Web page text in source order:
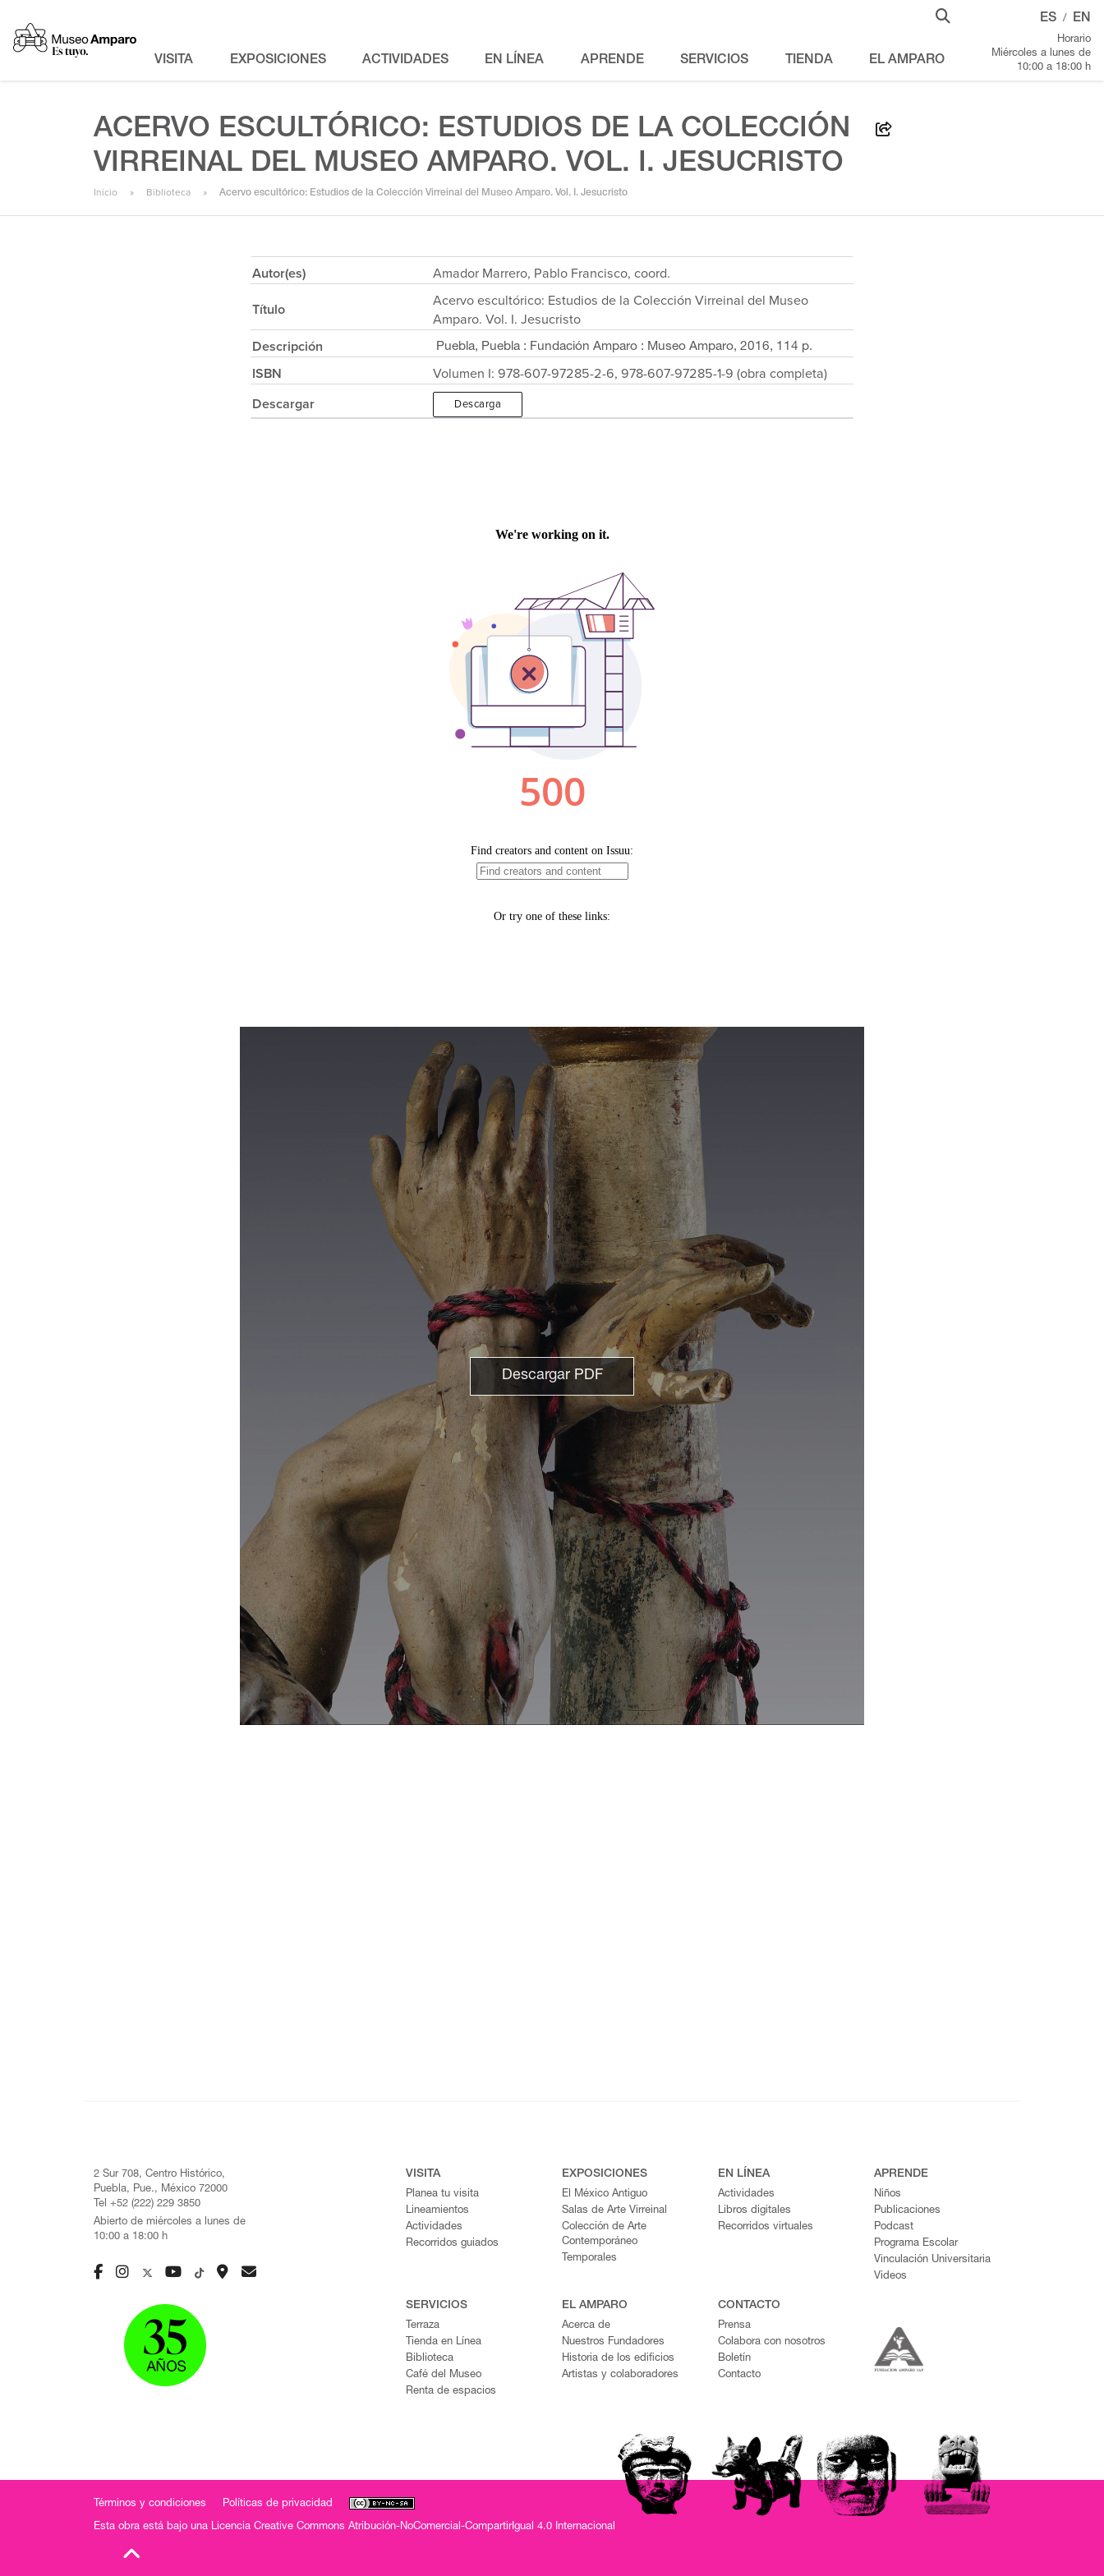
VISITA EXPOSICIONES ACTIVIDADES EN LÍNEA APRENDE SERVICIOS TIENDA EL AMPARO
ES / EN
Horario
Miércoles a lunes de
10:00 a 18:00 h
ACERVO ESCULTÓRICO: ESTUDIOS DE LA COLECCIÓN
VIRREINAL DEL MUSEO AMPARO. VOL. I. JESUCRISTO
Inicio Biblioteca Acervo escultórico: Estudios de la Colección Virreinal del Museo Amparo. Vol. I. Jesucristo
Autor(es) Amador Marrero, Pablo Francisco, coord.
Título
Acervo escultórico: Estudios de la Colección Virreinal del Museo
Amparo. Vol. I. Jesucristo
Descripción
Puebla, Puebla : Fundación Amparo : Museo Amparo, 2016, 114 p.
ISBN
Volumen I: 978-607-97285-2-6, 978-607-97285-1-9 (obra completa)
Descargar
Descarga
Descargar PDF
2 Sur 708, Centro Histórico,
Puebla, Pue., México 72000
Tel +52 (222) 229 3850
Abierto de miércoles a lunes de
10:00 a 18:00 h
VISITA
Planea tu visita
Lineamientos
Actividades
Recorridos guiados
EXPOSICIONES
El México Antiguo
Salas de Arte Virreinal
Colección de Arte
Contemporáneo
Temporales
EN LÍNEA
Actividades
Libros digitales
Recorridos virtuales
APRENDE
Niños
Publicaciones
Podcast
Programa Escolar
Vinculación Universitaria
Videos
SERVICIOS
Terraza
Tienda en Línea
Biblioteca
Café del Museo
Renta de espacios
EL AMPARO
Acerca de
Nuestros Fundadores
Historia de los edificios
Artistas y colaboradores
CONTACTO
Prensa
Colabora con nosotros
Boletín
Contacto
Términos y condiciones Políticas de privacidad
Esta obra está bajo una Licencia Creative Commons Atribución-NoComercial-CompartirIgual 4.0 Internacional